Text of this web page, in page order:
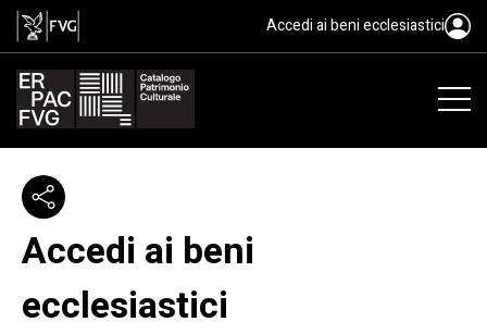
Accedi ai beni ecclesiastici
Accedi ai beni
ecclesiastici